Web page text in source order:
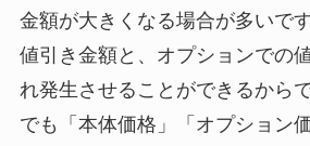
金額が大きくなる場合が多いで
値引き金額と、オプションでの
れ発生させることができるから
でも「本体価格」「オプション